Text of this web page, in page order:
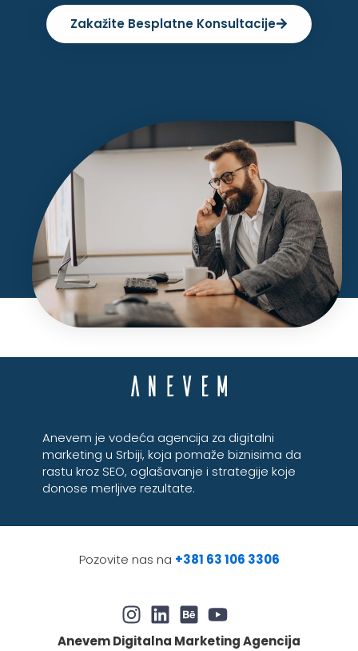
Zakažite Besplatne Konsultacije
Anevem je vodeća agencija za digitalni
marketing u Srbiji, koja pomaže biznisima da
rastu kroz SEO, oglašavanje i strategije koje
donose merljive rezultate.
Pozovite nas na +381 63 106 3306
Anevem Digitalna Marketing Agencija